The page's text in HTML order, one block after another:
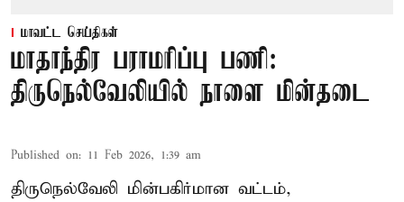
மாவட்ட செய்திகள்
மாதாந்திர பராமரிப்பு பணி:
திருநெல்வேலியில் நாளை மின்தடை
Published on: 11 Feb 2026, 1:39 am
திருநெல்வேலி மின்பகிர்மான வட்டம்,